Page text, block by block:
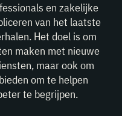
en zakelijke
van het laatste
Het doel is om
maken met nieuwe
maar ook om
om te helpen
te begrijpen.